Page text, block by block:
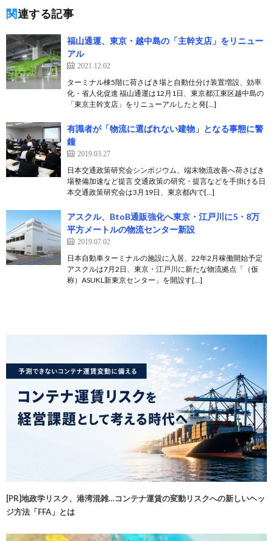
関連する記事
福山通運、東京・越中島の「主幹支店」をリニュー
アル
2021.12.02
ターミナル棟5階に荷さばき場と自動仕分け装置増設、効率
化・省人化促進 福山通運は12月1日、東京都江東区越中島の
「東京主幹支店」をリニューアルしたと発[…]
有識者が「物流に選ばれない建物」となる事態に警
鐘
2019.03.27
日本交通政策研究会シンポジウム、端末物流改善へ荷さばき
場整備加速など提言 交通政策の研究・提言などを手掛ける日
本交通政策研究会は3月19日、東京都内で[…]
アスクル、BtoB通販強化へ東京・江戸川に5・8万
平方メートルの物流センター新設
2019.07.02
日本自動車ターミナルの施設に入居、22年2月稼働開始予定
アスクルは7月2日、東京・江戸川に新たな物流拠点「（仮
称）ASUKL新東京センター」を開設す[…]
[PR]地政学リスク、港湾混雑…コンテナ運賃の変動リスクへの新しいヘッ
ジ方法「FFA」とは